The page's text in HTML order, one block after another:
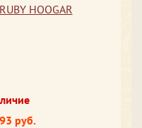
HOOGAR
руб.